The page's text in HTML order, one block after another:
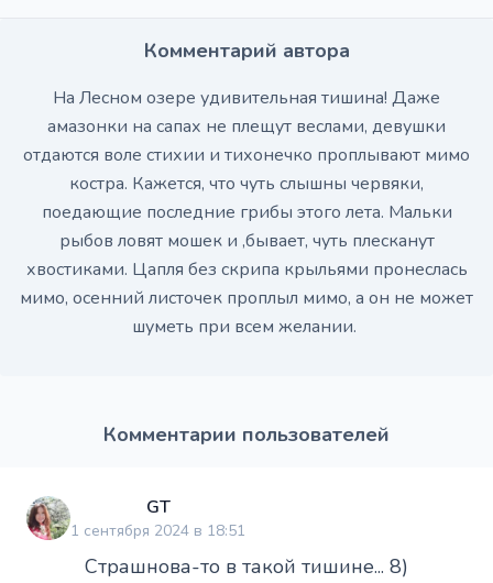
Комментарий автора
На Лесном озере удивительная тишина! Даже
амазонки на сапах не плещут веслами, девушки
отдаются воле стихии и тихонечко проплывают мимо
костра. Кажется, что чуть слышны червяки,
поедающие последние грибы этого лета. Мальки
рыбов ловят мошек и ,бывает, чуть плесканут
хвостиками. Цапля без скрипа крыльями пронеслась
мимо, осенний листочек проплыл мимо, а он не может
шуметь при всем желании.
Комментарии пользователей
GT
1 сентября 2024 в 18:51
Страшнова-то в такой тишине... 8)